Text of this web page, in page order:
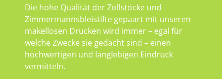
Die hohe Qualität der Zollstöcke und
Zimmermannsbleistifte gepaart mit unseren
makellosen Drucken wird immer – egal für
welche Zwecke sie gedacht sind – einen
hochwertigen und langlebigen Eindruck
vermitteln.